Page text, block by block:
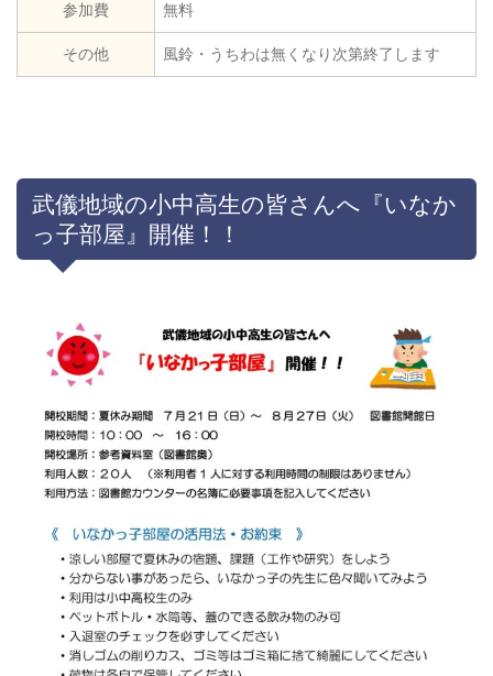
参加費 無料
その他 風鈴・うちわは無くなり次第終了します
武儀地域の小中高生の皆さんへ『いなか
っ子部屋』開催！！